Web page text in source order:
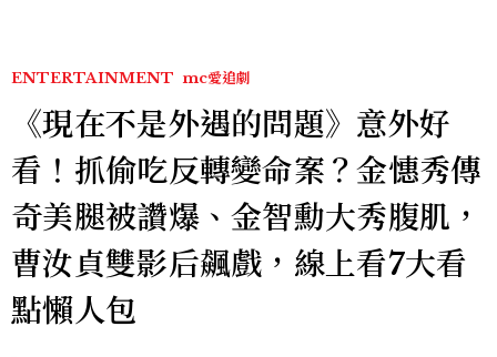
ENTERTAINMENT mc愛追劇
《現在不是外遇的問題》意外好
看！抓偷吃反轉變命案？金憓秀傳
奇美腿被讚爆、金智勳大秀腹肌，
曹汝貞雙影后飆戲，線上看7大看
點懶人包